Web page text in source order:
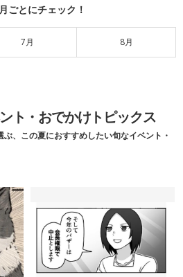
ごとにチェック！
7月 8月
ト・おでかけトピックス
、この夏におすすめしたい旬なイベント・